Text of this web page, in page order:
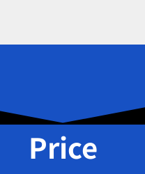
Price